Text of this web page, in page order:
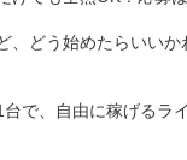
、どう始めたらいい
で、自由に稼げるラ